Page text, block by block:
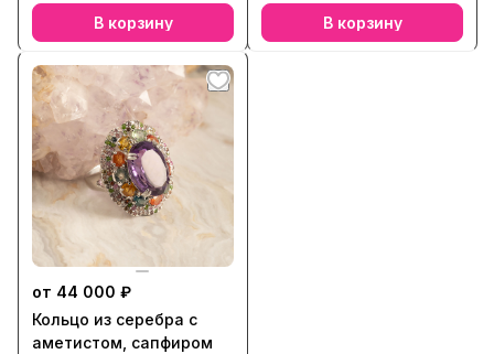
В корзину В корзину
от 44 000 ₽
Кольцо из серебра с
аметистом, сапфиром